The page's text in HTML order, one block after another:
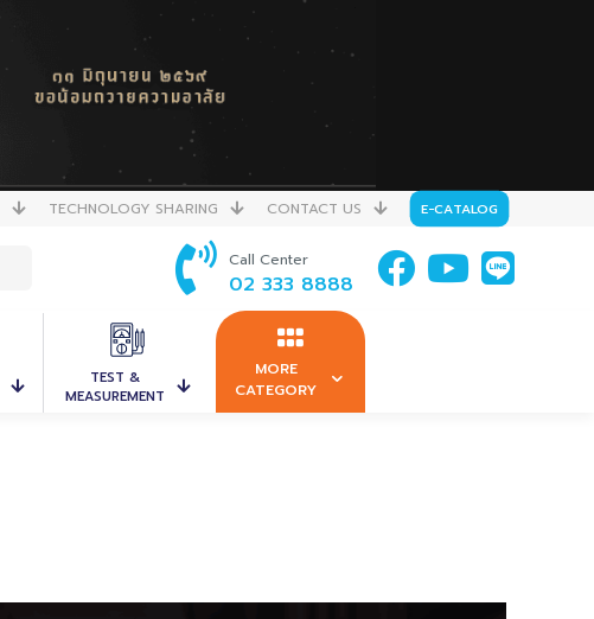
TECHNOLOGY SHARING CONTACT US E-CATALOG
Call Center
02 333 8888
TEST &
MEASUREMENT
MORE
CATEGORY